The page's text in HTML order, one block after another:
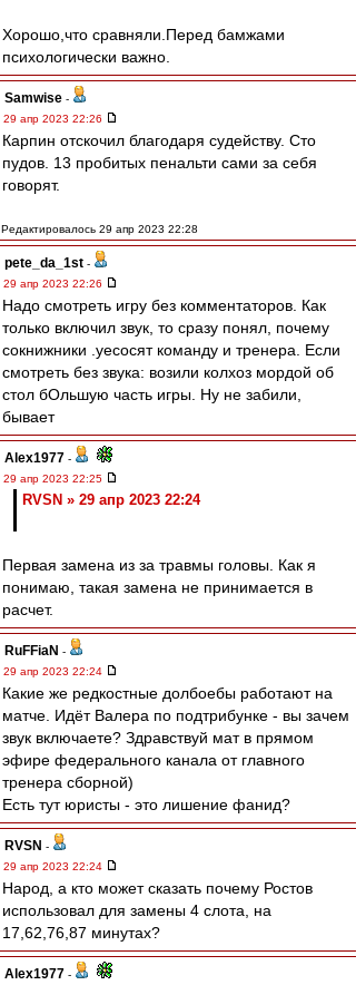
Хорошо,что сравняли.Перед бамжами
психологически важно.
Samwise -
29 апр 2023 22:26
Карпин отскочил благодаря судейству. Сто
пудов. 13 пробитых пенальти сами за себя
говорят.
Редактировалось 29 апр 2023 22:28
pete_da_1st -
29 апр 2023 22:26
Надо смотреть игру без комментаторов. Как
только включил звук, то сразу понял, почему
сокнижники .уесосят команду и тренера. Если
смотреть без звука: возили колхоз мордой об
стол бОльшую часть игры. Ну не забили,
бывает
Alex1977 -
29 апр 2023 22:25
RVSN » 29 апр 2023 22:24
Первая замена из за травмы головы. Как я
понимаю, такая замена не принимается в
расчет.
RuFFiaN -
29 апр 2023 22:24
Какие же редкостные долбоебы работают на
матче. Идёт Валера по подтрибунке - вы зачем
звук включаете? Здравствуй мат в прямом
эфире федерального канала от главного
тренера сборной)
Есть тут юристы - это лишение фанид?
RVSN -
29 апр 2023 22:24
Народ, а кто может сказать почему Ростов
использовал для замены 4 слота, на
17,62,76,87 минутах?
Alex1977 -